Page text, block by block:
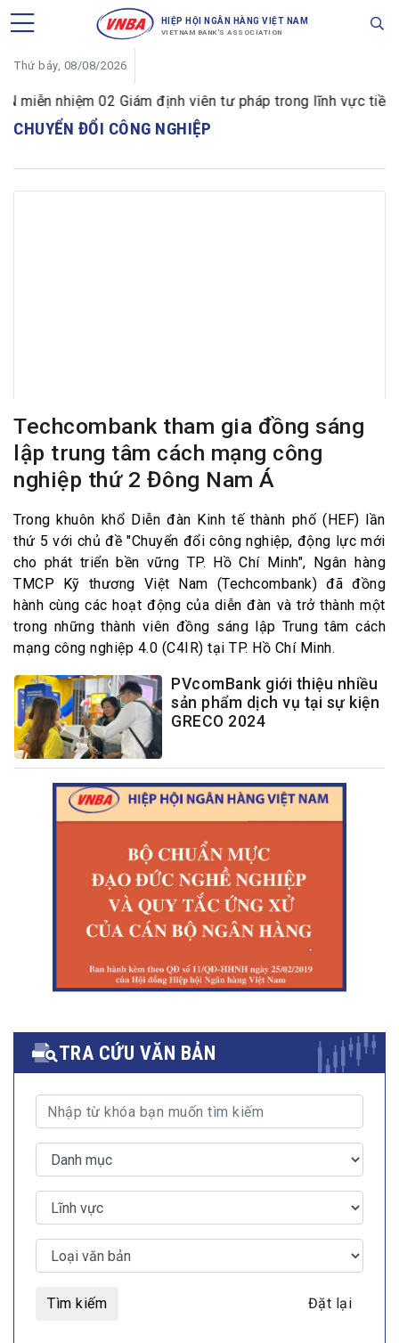
HIỆP HỘI NGÂN HÀNG VIỆT NAM
VIETNAM BANK'S ASSOCIATION
Thứ bảy, 08/08/2026
miễn nhiệm 02 Giám định viên tư pháp trong lĩnh vực tiền
CHUYỂN ĐỔI CÔNG NGHIỆP
Techcombank tham gia đồng sáng
lập trung tâm cách mạng công
nghiệp thứ 2 Đông Nam Á
Trong khuôn khổ Diễn đàn Kinh tế thành phố (HEF) lần
thứ 5 với chủ đề "Chuyển đổi công nghiệp, động lực mới
cho phát triển bền vững TP. Hồ Chí Minh", Ngân hàng
TMCP Kỹ thương Việt Nam (Techcombank) đã đồng
hành cùng các hoạt động của diễn đàn và trở thành một
trong những thành viên đồng sáng lập Trung tâm cách
mạng công nghiệp 4.0 (C4IR) tại TP. Hồ Chí Minh.
PVcomBank giới thiệu nhiều
sản phẩm dịch vụ tại sự kiện
GRECO 2024
TRA CỨU VĂN BẢN
Tìm kiếm Đặt lại